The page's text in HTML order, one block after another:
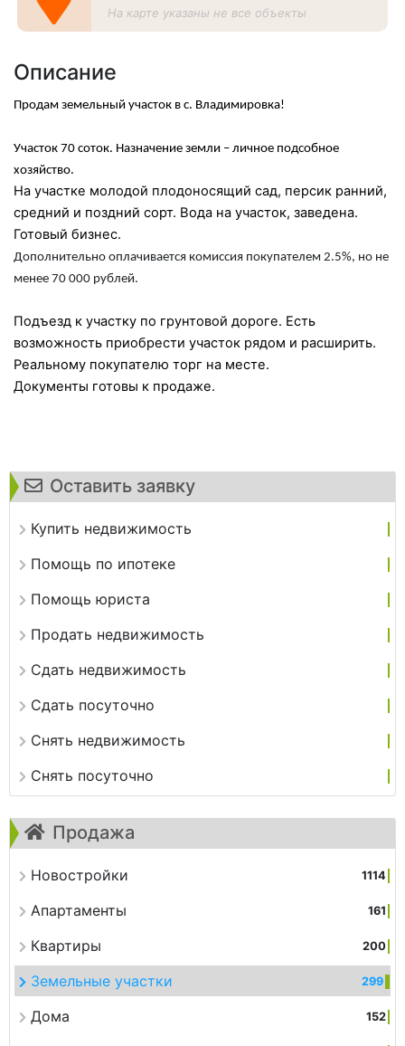
Оставить заявку
Купить недвижимость
Помощь по ипотеке
Помощь юриста
Продать недвижимость
Сдать недвижимость
Сдать посуточно
Снять недвижимость
Снять посуточно
Продажа
Новостройки 1114
Апартаменты 161
Квартиры 200
Земельные участки 299
Дома 152
На карте указаны не все объекты
Описание
Продам земельный участок в с. Владимировка!
Участок 70 соток. Назначение земли – личное подсобное
хозяйство.
На участке молодой плодоносящий сад, персик ранний,
средний и поздний сорт. Вода на участок, заведена.
Готовый бизнес.
Дополнительно оплачивается комиссия покупателем 2.5%, но не
менее 70 000 рублей.
Подъезд к участку по грунтовой дороге. Есть
возможность приобрести участок рядом и расширить.
Реальному покупателю торг на месте.
Документы готовы к продаже.